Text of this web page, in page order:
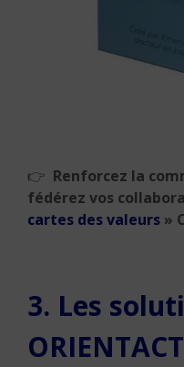
👉 Renforcez la
fédérez vos
cartes des valeurs »
3. Les